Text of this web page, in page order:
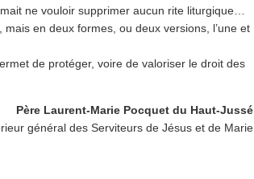
ne vouloir supprimer aucun rite liturgique…
en deux formes, ou deux versions, l’une et
de protéger, voire de valoriser le droit des
Père Laurent-Marie Pocquet du Haut-Jussé
général des Serviteurs de Jésus et de Marie